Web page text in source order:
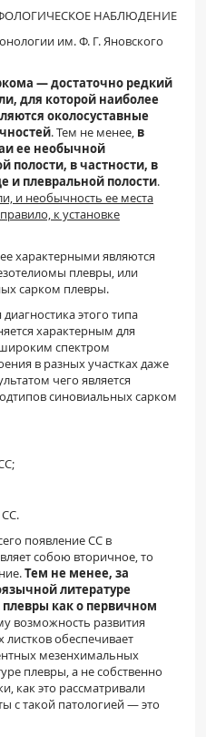
НАБЛЮДЕНИЕ
им. Ф. Г. Яновского
— достаточно редкий
для которой наиболее
околосуставные
. Тем не менее, в
ее необычной
полости, в частности, в
и плевральной полости.
и необычность ее места
к установке
характерными являются
плевры, или
сарком плевры.
этого типа
характерным для
спектром
в разных участках даже
чего является
синовиальных сарком
появление СС в
собою вторичное, то
Тем не менее, за
литературе
как о первичном
возможность развития
обеспечивает
мезенхимальных
плевры, а не собственно
как это рассматривали
с такой патологией — это